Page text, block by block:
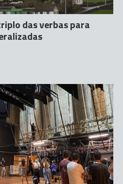
das verbas para